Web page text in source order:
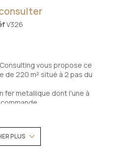
V326
vous propose ce
de 220 m² situé à 2 pas du
fer metallique dont l'une à
démontable de 8,26 m².
(tuile romane). A l'arrière du
PLUS